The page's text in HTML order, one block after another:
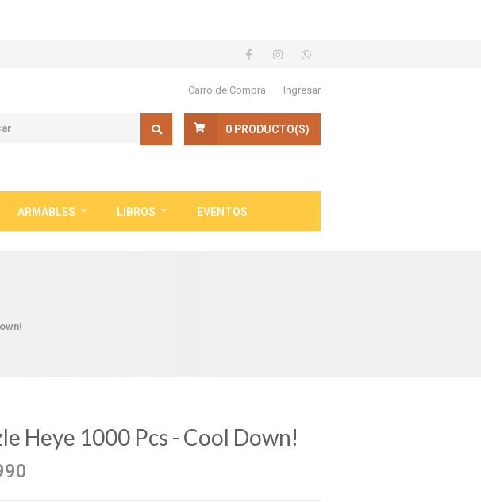
Carro de Compra Ingresar
0 PRODUCTO(S)
ARMABLES LIBROS EVENTOS
Heye 1000 Pcs - Cool Down!